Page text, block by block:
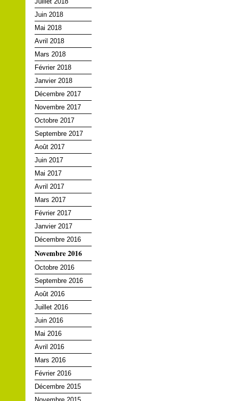
Juin 2018
Mai 2018
Avril 2018
Mars 2018
Février 2018
Janvier 2018
Décembre 2017
Novembre 2017
Octobre 2017
Septembre 2017
Août 2017
Juin 2017
Mai 2017
Avril 2017
Mars 2017
Février 2017
Janvier 2017
Décembre 2016
Novembre 2016
Octobre 2016
Septembre 2016
Août 2016
Juillet 2016
Juin 2016
Mai 2016
Avril 2016
Mars 2016
Février 2016
Décembre 2015